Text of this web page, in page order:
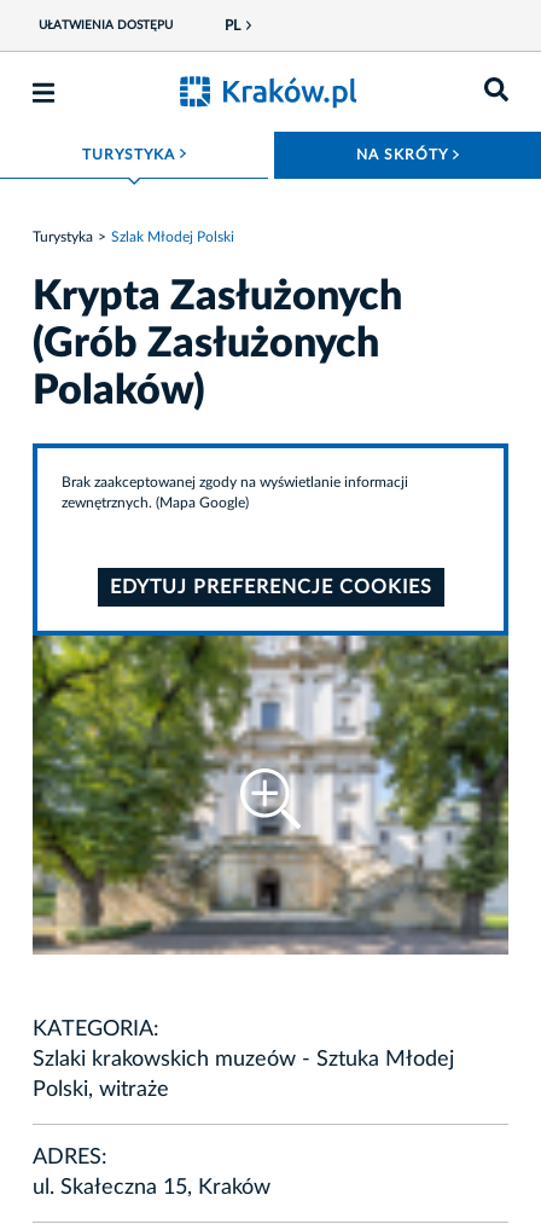
UŁATWIENIA DOSTĘPU PL
TURYSTYKA ROZWIŃ MENU NA SKRÓTY
Turystyka Szlak Młodej Polski
Krypta Zasłużonych
(Grób Zasłużonych
Polaków)
Brak zaakceptowanej zgody na wyświetlanie informacji
zewnętrznych. (Mapa Google)
EDYTUJ PREFERENCJE COOKIES
KATEGORIA:
Szlaki krakowskich muzeów - Sztuka Młodej
Polski, witraże
ADRES:
ul. Skałeczna 15, Kraków